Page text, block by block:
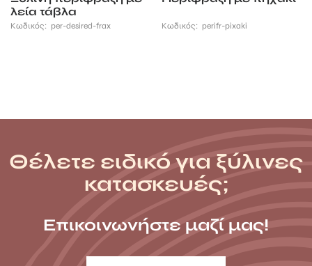
λεία τάβλα
Κωδικός: per-desired-frax Κωδικός:perifr-pixaki
Θέλετε ειδικό για ξύλινες
κατασκευές;
Επικοινωνήστε μαζί μας!